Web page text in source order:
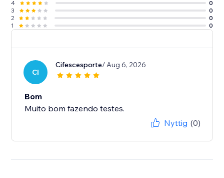
4
0
3
0
2
0
1
0
CI
Cifescesporte/ Aug 6, 2026
Bom
Muito bom fazendo testes.
Nyttig (0)